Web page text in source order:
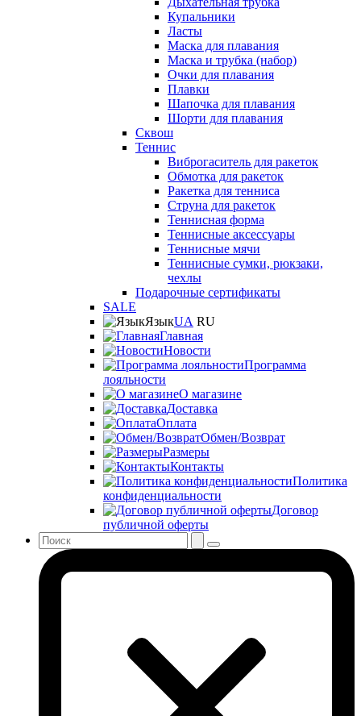
Купальники
Ласты
Маска для плавания
Маска и трубка (набор)
Очки для плавания
Плавки
Шапочка для плавания
Шорти для плавания
Сквош
Теннис
Виброгаситель для ракеток
Обмотка для ракеток
Ракетка для тенниса
Струна для ракеток
Теннисная форма
Теннисные аксессуары
Теннисные мячи
Теннисные сумки, рюкзаки,
чехлы
Подарочные сертификаты
SALE
ЯзыкUA RU
Главная
Новости
Программа
лояльности
О магазине
Доставка
Оплата
Обмен/Возврат
Размеры
Контакты
Политика
конфиденциальности
Договор
публичной оферты